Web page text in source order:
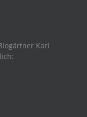
Karl